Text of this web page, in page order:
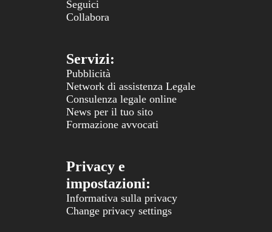
Seguici
Collabora
Servizi:
Pubblicità
Network di assistenza Legale
Consulenza legale online
News per il tuo sito
Formazione avvocati
Privacy e
impostazioni:
Informativa sulla privacy
Change privacy settings